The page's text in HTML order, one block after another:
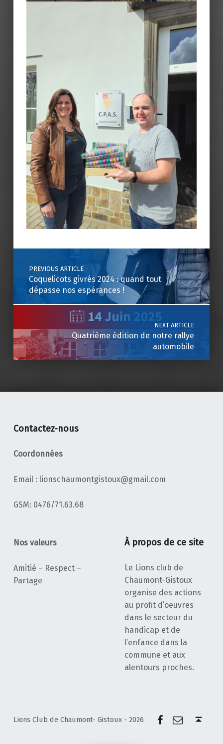
Skip back to main navigation
Post navigation
PREVIOUS ARTICLE
Coquelicots givrés 2024 : quand tout
dépasse nos espérances !
NEXT ARTICLE
Quatrième édition de notre rallye
automobile
Contactez-nous
Coordonnées
Email : lionschaumontgistoux@gmail.com
‭GSM: 0476/71.63.68‬
Nos valeurs
Amitié – Respect –
Partage
À propos de ce site
Le Lions club de
Chaumont-Gistoux
organise des actions
au profit d’oeuvres
dans le secteur du
handicap et de
l’enfance dans la
commune et aux
alentours proches.
Lions Club de Chaumont- Gistoux - 2026